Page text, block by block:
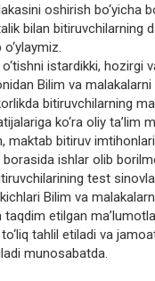
oshirish bo‘yicha
bilan bitiruvchilarning
o‘ylaymiz.
istardikki, hozirgi
Bilim va
bitiruvchilarning
ko‘ra oliy ta’lim
maktab bitiruv
ishlar olib
test
Bilim va
etilgan
tahlil etiladi va
munosabatda.